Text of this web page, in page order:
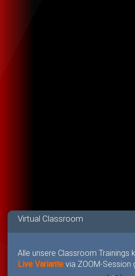
Virtual Classroom
Alle unsere Classroom Trainings
Live Variante via ZOOM-Session